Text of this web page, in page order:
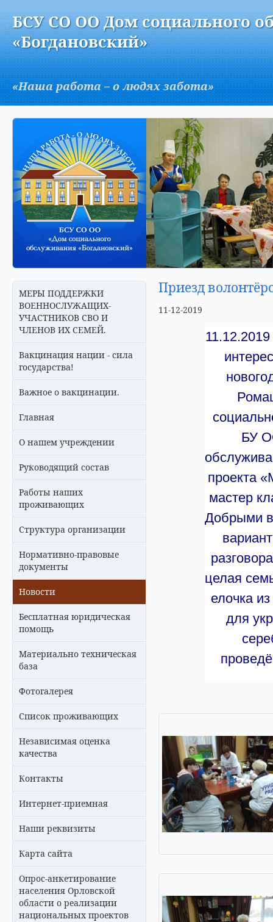
AБСУ СО ОО Дом социального
«Богдановский»
«Наша работа – о людях забота»
МЕРЫ ПОДДЕРЖКИ
ВОЕННОСЛУЖАЩИХ-
УЧАСТНИКОВ СВО И
ЧЛЕНОВ ИХ СЕМЕЙ.
Вакцинация нации - сила
государства!
Важное о вакцинации.
Главная
О нашем учреждении
Руководящий состав
Работы наших
проживающих
Структура организации
Нормативно-правовые
документы
Новости
Бесплатная юридическая
помощь
Материально техническая
база
Фотогалерея
Список проживающих
Независимая оценка
качества
Контакты
Интернет-приемная
Наши реквизиты
Карта сайта
Опрос-анкетирование
населения Орловской
области о реализации
национальных проектов
Приезд
11-12-2019
БУ
проекта
мастер
Добрыми
целая
елочка
для